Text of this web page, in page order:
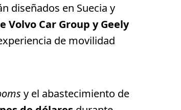
diseñados en Suecia y
Volvo Car Group y Geely
de movilidad
y el abastecimiento de